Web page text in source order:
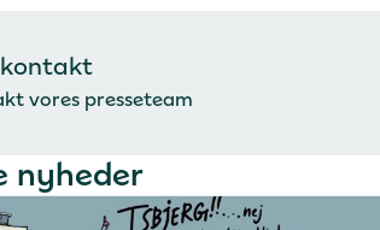
vores presseteam
nyheder